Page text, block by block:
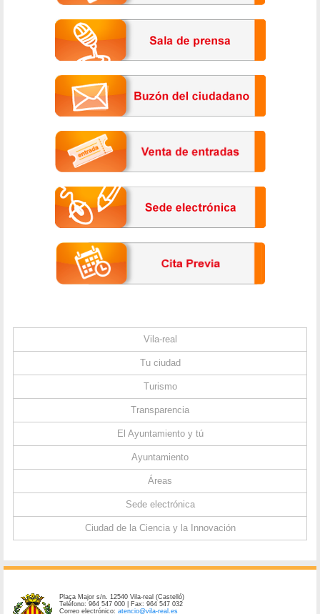
Vila-real
Tu ciudad
Turismo
Transparencia
El Ayuntamiento y tú
Ayuntamiento
Áreas
Sede electrónica
Ciudad de la Ciencia y la Innovación
Plaça Major s/n. 12540 Vila-real (Castelló)
Teléfono: 964 547 000 | Fax: 964 547 032
Correo electrónico:atencio@vila-real.es